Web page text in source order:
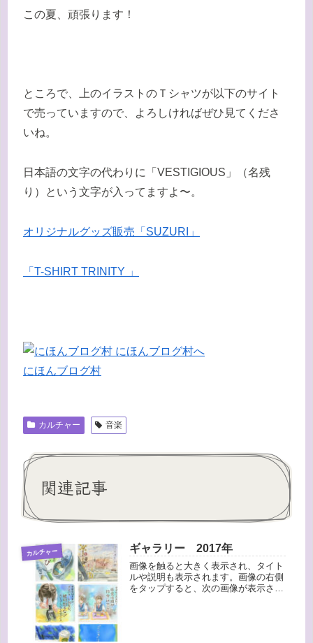
この夏、頑張ります！
ところで、上のイラストのＴシャツが以下のサイト
で売っていますので、よろしければぜひ見てくださ
いね。
日本語の文字の代わりに「VESTIGIOUS」（名残
り）という文字が入ってますよ〜。
オリジナルグッズ販売「SUZURI」
「T-SHIRT TRINITY 」
にほんブログ村
カルチャー 音楽
関連記事
カルチャー ギャラリー 2017年
画像を触ると大きく表示され、タイト
ルや説明も表示されます。画像の右側
をタップすると、次の画像が表示され